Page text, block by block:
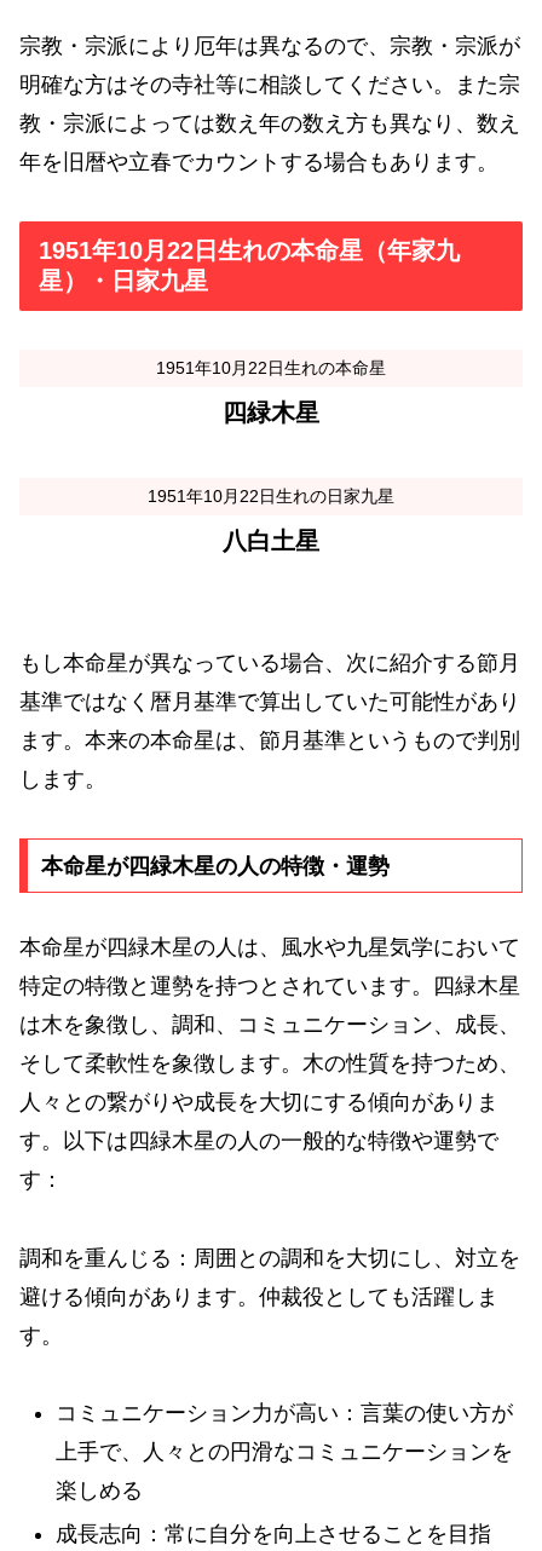
宗教・宗派により厄年は異なるので、宗教・宗派が
明確な方はその寺社等に相談してください。また宗
教・宗派によっては数え年の数え方も異なり、数え
年を旧暦や立春でカウントする場合もあります。
1951年10月22日生れの本命星（年家九
星）・日家九星
1951年10月22日生れの本命星
四緑木星
1951年10月22日生れの日家九星
八白土星
もし本命星が異なっている場合、次に紹介する節月
基準ではなく暦月基準で算出していた可能性があり
ます。本来の本命星は、節月基準というもので判別
します。
本命星が四緑木星の人の特徴・運勢
本命星が四緑木星の人は、風水や九星気学において
特定の特徴と運勢を持つとされています。四緑木星
は木を象徴し、調和、コミュニケーション、成長、
そして柔軟性を象徴します。木の性質を持つため、
人々との繋がりや成長を大切にする傾向がありま
す。以下は四緑木星の人の一般的な特徴や運勢で
す：
調和を重んじる：周囲との調和を大切にし、対立を
避ける傾向があります。仲裁役としても活躍しま
す。
コミュニケーション力が高い：言葉の使い方が
上手で、人々との円滑なコミュニケーションを
楽しめる
成長志向：常に自分を向上させることを目指